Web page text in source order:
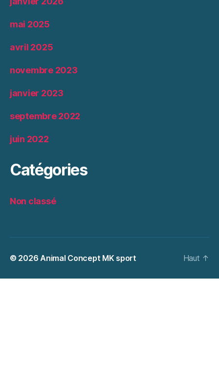
mai 2025
avril 2025
novembre 2023
janvier 2023
septembre 2022
juin 2022
Catégories
Non classé
© 2026Animal Concept MK sport Haut ↑